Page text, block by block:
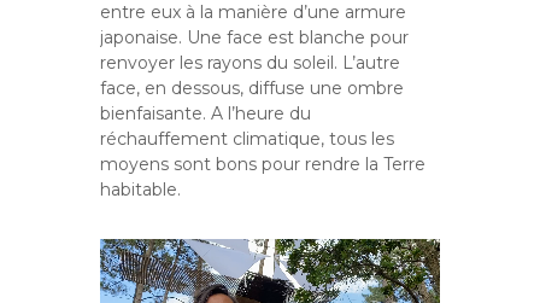
entre eux à la manière d’une armure
japonaise. Une face est blanche pour
renvoyer les rayons du soleil. L’autre
face, en dessous, diffuse une ombre
bienfaisante. A l’heure du
réchauffement climatique, tous les
moyens sont bons pour rendre la Terre
habitable.